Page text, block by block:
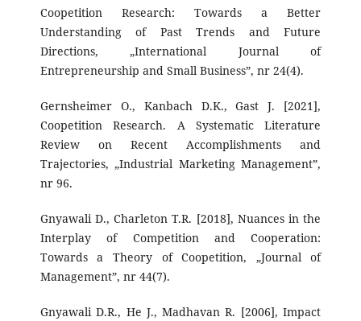
Coopetition Research: Towards a Better
Understanding of Past Trends and Future
Directions, „International Journal of
Entrepreneurship and Small Business”, nr 24(4).
Gernsheimer O., Kanbach D.K., Gast J. [2021],
Coopetition Research. A Systematic Literature
Review on Recent Accomplishments and
Trajectories, „Industrial Marketing Management”,
nr 96.
Gnyawali D., Charleton T.R. [2018], Nuances in the
Interplay of Competition and Cooperation:
Towards a Theory of Coopetition, „Journal of
Management”, nr 44(7).
Gnyawali D.R., He J., Madhavan R. [2006], Impact